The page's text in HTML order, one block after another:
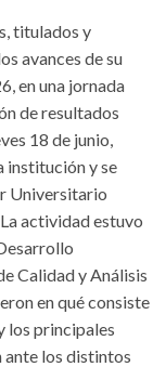
titulados y
avances de su
en una jornada
de resultados
18 de junio,
institución y se
Universitario
actividad estuvo
Calidad y Análisis
en qué consiste
los principales
ante los distintos